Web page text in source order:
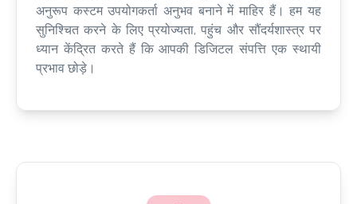
अनुरूप कस्टम उपयोगकर्ता अनुभव बनाने में माहिर हैं। हम यह
सुनिश्चित करने के लिए प्रयोज्यता, पहुंच और सौंदर्यशास्त्र पर
ध्यान केंद्रित करते हैं कि आपकी डिजिटल संपत्ति एक स्थायी
प्रभाव छोड़े।